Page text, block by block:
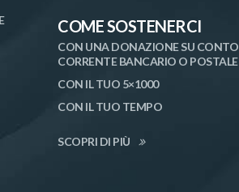
COME SOSTENERCI
CON UNA DONAZIONE SU CONTO
CORRENTE BANCARIO O POSTALE
CON IL TUO 5×1000
CON IL TUO TEMPO
SCOPRI DI PIÙ